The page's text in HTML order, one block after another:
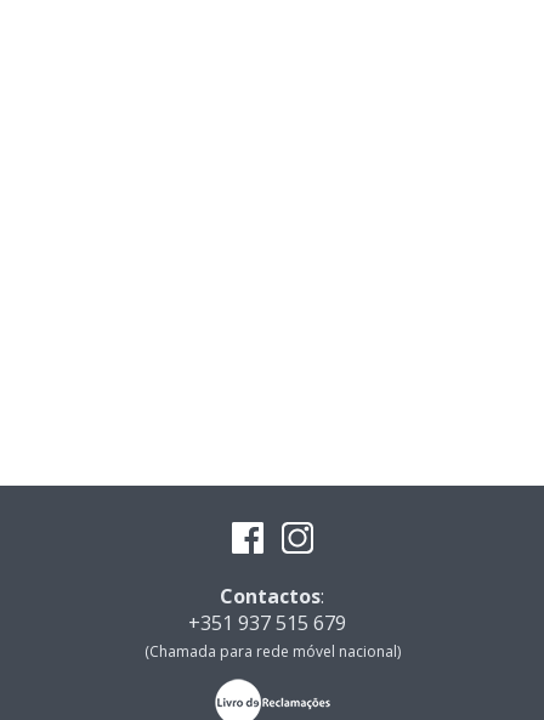
Contactos:
+351 937 515 679
(Chamada para rede móvel nacional)